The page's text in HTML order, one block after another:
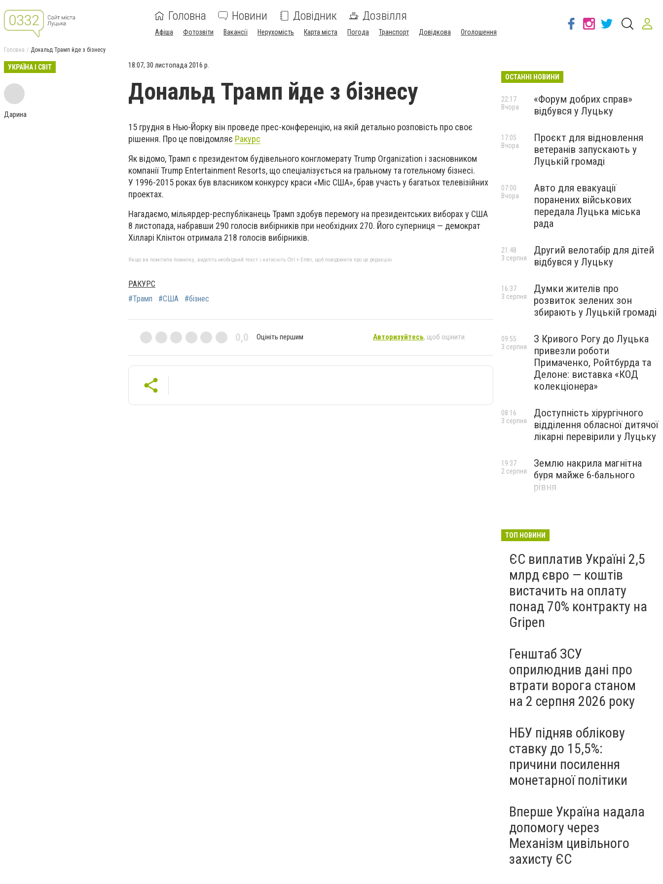
Головна Новини Довідник Дозвілля
Афіша Фотозвіти Вакансії Нерухомість Карта міста Погода Транспорт Довідкова Оголошення
Головна Дональд Трамп йде з бізнесу
УКРАЇНА І СВІТ
Дарина
18:07, 30 листопада 2016 р.
Дональд Трамп йде з бізнесу
15 грудня в Нью-Йорку він проведе прес-конференцію, на якій детально розповість про своє
рішення. Про це повідомляє Ракурс
Як відомо, Трамп є президентом будівельного конгломерату Trump Organization і засновником
компанії Trump Entertainment Resorts, що спеціалізується на гральному та готельному бізнесі.
У 1996-2015 роках був власником конкурсу краси «Міс США», брав участь у багатьох телевізійних
проектах.
Нагадаємо, мільярдер-республіканець Трамп здобув перемогу на президентських виборах у США
8 листопада, набравши 290 голосів вибірників при необхідних 270. Його суперниця — демократ
Хілларі Клінтон отримала 218 голосів вибірників.
Якщо ви помітили помилку, виділіть необхідний текст і натисніть Ctrl + Enter, щоб повідомити про це редакцію
РАКУРС
#Трамп
#США #бізнес
0,0 Оцініть першим Авторизуйтесь, щоб оцінити
ОСТАННІ НОВИНИ
«Форум добрих справ»
відбувся у Луцьку
22:17
Вчора
Проєкт для відновлення
ветеранів запускають у
Луцькій громаді
17:05
Вчора
Авто для евакуації
поранених військових
передала Луцька міська
рада
07:00
Вчора
Другий велотабір для дітей
відбувся у Луцьку
21:48
3 серпня
Думки жителів про
розвиток зелених зон
збирають у Луцькій громаді
16:37
3 серпня
З Кривого Рогу до Луцька
привезли роботи
Примаченко, Ройтбурда та
Делоне: виставка «КОД
колекціонера»
09:55
3 серпня
Доступність хірургічного
відділення обласної дитячої
лікарні перевірили у Луцьку
08:16
3 серпня
Землю накрила магнітна
буря майже 6-бального
рівня
19:37
2 серпня
ТОП НОВИНИ
ЄС виплатив Україні 2,5
млрд євро — коштів
вистачить на оплату
понад 70% контракту на
Gripen
Генштаб ЗСУ
оприлюднив дані про
втрати ворога станом
на 2 серпня 2026 року
НБУ підняв облікову
ставку до 15,5%:
причини посилення
монетарної політики
Вперше Україна надала
допомогу через
Механізм цивільного
захисту ЄС